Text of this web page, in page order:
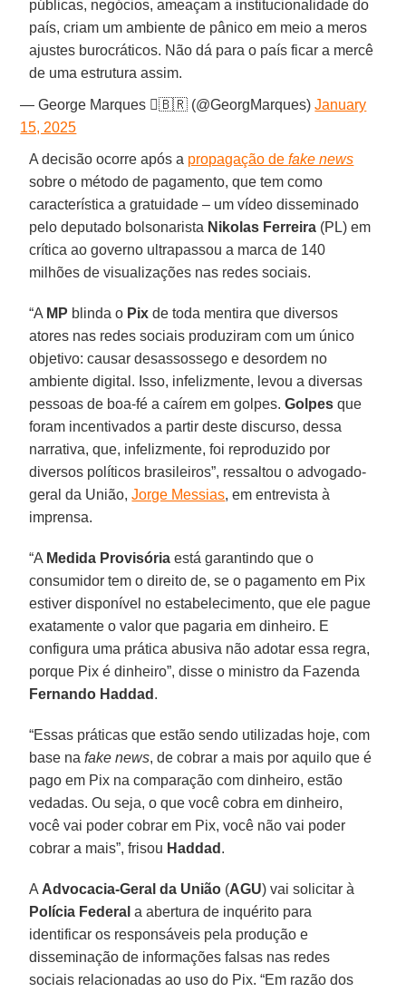
públicas, negócios, ameaçam a institucionalidade do
país, criam um ambiente de pânico em meio a meros
ajustes burocráticos. Não dá para o país ficar a mercê
de uma estrutura assim.
— George Marques 🇧🇷 (@GeorgMarques)January
15, 2025
A decisão ocorre após a propagação defake news
sobre o método de pagamento, que tem como
característica a gratuidade – um vídeo disseminado
pelo deputado bolsonarista Nikolas Ferreira (PL) em
crítica ao governo ultrapassou a marca de 140
milhões de visualizações nas redes sociais.
“A MP blinda o Pix de toda mentira que diversos
atores nas redes sociais produziram com um único
objetivo: causar desassossego e desordem no
ambiente digital. Isso, infelizmente, levou a diversas
pessoas de boa-fé a caírem em golpes.Golpes que
foram incentivados a partir deste discurso, dessa
narrativa, que, infelizmente, foi reproduzido por
diversos políticos brasileiros”, ressaltou o advogado-
geral da União,Jorge Messias, em entrevista à
imprensa.
“A Medida Provisória está garantindo que o
consumidor tem o direito de, se o pagamento em Pix
estiver disponível no estabelecimento, que ele pague
exatamente o valor que pagaria em dinheiro. E
configura uma prática abusiva não adotar essa regra,
porque Pix é dinheiro”, disse o ministro da Fazenda
Fernando Haddad .
“Essas práticas que estão sendo utilizadas hoje, com
base nafake news, de cobrar a mais por aquilo que é
pago em Pix na comparação com dinheiro, estão
vedadas. Ou seja, o que você cobra em dinheiro,
você vai poder cobrar em Pix, você não vai poder
cobrar a mais”, frisou Haddad .
A Advocacia-Geral da União (AGU) vai solicitar à
Polícia Federal a abertura de inquérito para
identificar os responsáveis pela produção e
disseminação de informações falsas nas redes
sociais relacionadas ao uso do Pix. “Em razão dos